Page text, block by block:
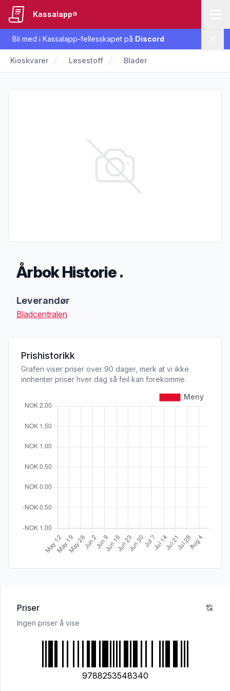
Bli med i Kassalapp-fellesskapet på Discord
Kassalapp®
Kioskvarer Lesestoff Blader
Årbok Historie .
Leverandør
Bladcentralen
Prishistorikk
Grafen viser priser over 90 dager, merk at vi ikke
innhenter priser hver dag så feil kan forekomme.
Priser
Ingen priser å vise
9788253548340